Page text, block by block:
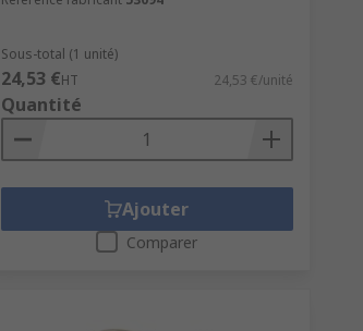
Sous-total (1 unité)
24,53 €HT 24,53 €/unité
Quantité
Ajouter
Comparer